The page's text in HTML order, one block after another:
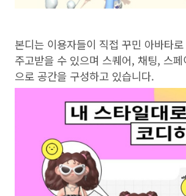
본디는 이용자들이 직접 꾸민 아바타
주고받을 수 있으며 스퀘어, 채팅, 스
으로 공간을 구성하고 있습니다.